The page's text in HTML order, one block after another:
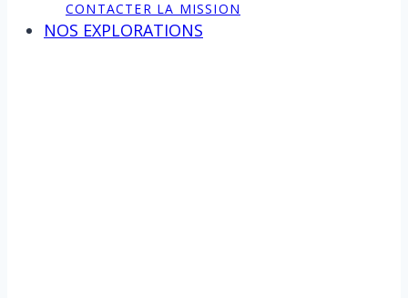
CONTACTER LA MISSION
NOS EXPLORATIONS